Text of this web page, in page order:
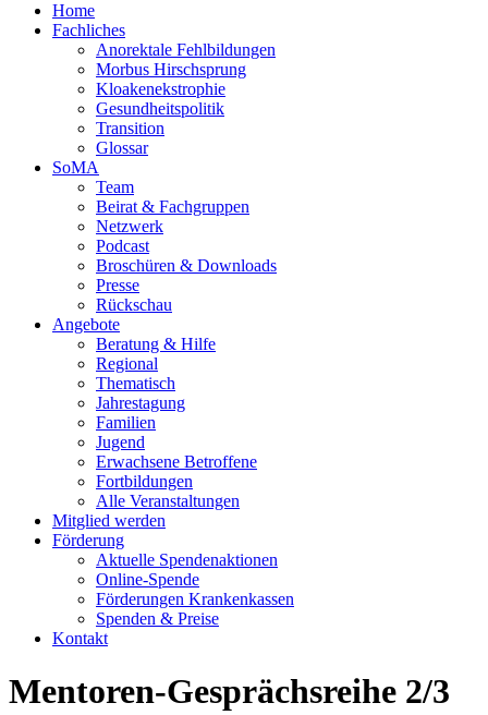
Home
Fachliches
Anorektale Fehlbildungen
Morbus Hirschsprung
Kloakenekstrophie
Gesundheitspolitik
Transition
Glossar
SoMA
Team
Beirat & Fachgruppen
Netzwerk
Podcast
Broschüren & Downloads
Presse
Rückschau
Angebote
Beratung & Hilfe
Regional
Thematisch
Jahrestagung
Familien
Jugend
Erwachsene Betroffene
Fortbildungen
Alle Veranstaltungen
Mitglied werden
Förderung
Aktuelle Spendenaktionen
Online-Spende
Förderungen Krankenkassen
Spenden & Preise
Kontakt
Mentoren-Gesprächsreihe 2/3